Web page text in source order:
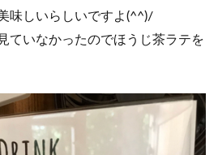
味しいらしいですよ(^^)/
ていなかったのでほうじ茶ラテを